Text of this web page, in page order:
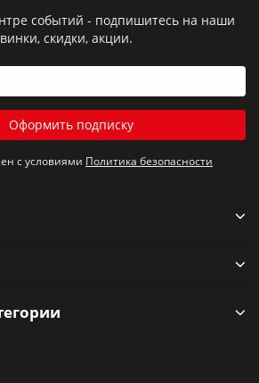
событий - подпишитесь на наши
скидки, акции.
Оформить подписку
с условиями Политика безопасности